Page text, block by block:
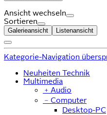
Ansicht wechseln
Sortieren
Galerieansicht Listenansicht
Kategorie-Navigation
Neuheiten Technik
Multimedia
﹢ Audio
﹣ Computer
Desktop-PC